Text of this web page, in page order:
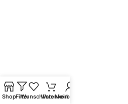
ShopFilter
WunschlisteWarenkorbMein Konto